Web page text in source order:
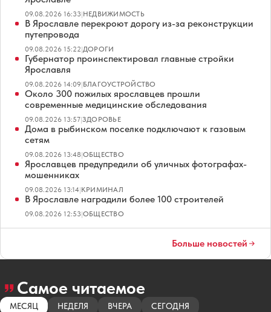
09.08.2026 16:33|НЕДВИЖИМОСТЬ
В Ярославле перекроют дорогу из-за реконструкции
путепровода
09.08.2026 15:22|ДОРОГИ
Губернатор проинспектировал главные стройки
Ярославля
09.08.2026 14:09|БЛАГОУСТРОЙСТВО
Около 300 пожилых ярославцев прошли
современные медицинские обследования
09.08.2026 13:57|ЗДОРОВЬЕ
Дома в рыбинском поселке подключают к газовым
сетям
09.08.2026 13:48|ОБЩЕСТВО
Ярославцев предупредили об уличных фотографах-
мошенниках
09.08.2026 13:14|КРИМИНАЛ
В Ярославле наградили более 100 строителей
09.08.2026 12:53|ОБЩЕСТВО
Больше новостей
Самое читаемое
МЕСЯЦ НЕДЕЛЯ ВЧЕРА СЕГОДНЯ